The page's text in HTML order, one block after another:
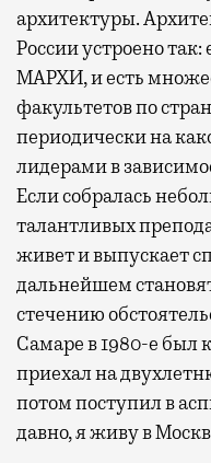
архитектуры.
России устроено
МАРХИ, и есть
факультетов по
периодически на
лидерами в
Если собралась
талантливых
живет и выпускает
дальнейшем
стечению
Самаре в 1980-е был
приехал на
потом поступил в
давно, я живу в